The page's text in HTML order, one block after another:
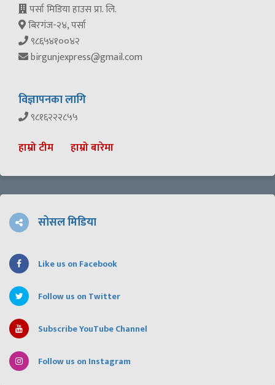
पर्सा मिडिया हाउस प्रा. लि.
बिरगंज-२४, पर्सा
९८६५४१००४२
birgunjexpress@gmail.com
विज्ञापनका लागि
९८१६२२२८५५
हाम्रो टीम हाम्रो बारेमा
सोसल मिडिया
Like us on Facebook
Follow us on Twitter
Subscribe YouTube Channel
Follow us on Instagram